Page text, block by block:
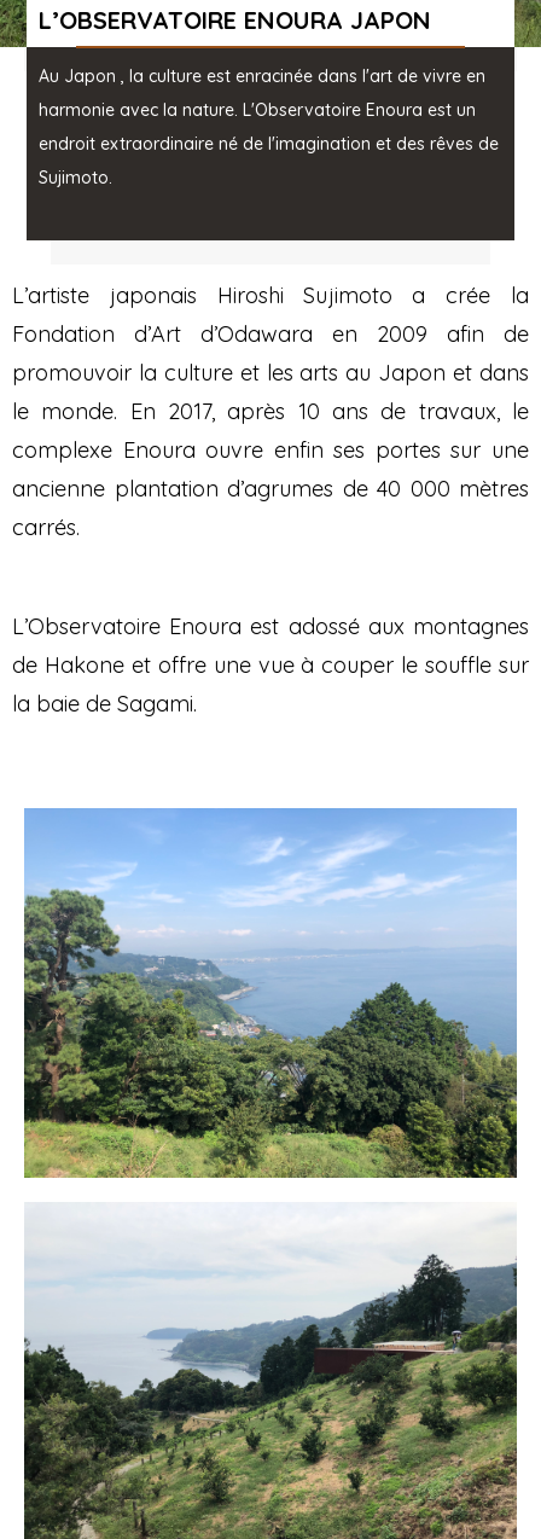
L’OBSERVATOIRE ENOURA JAPON
Au Japon , la culture est enracinée dans l'art de vivre en
harmonie avec la nature. L'Observatoire Enoura est un
endroit extraordinaire né de l'imagination et des rêves de
Sujimoto.
L’artiste japonais Hiroshi Sujimoto a crée la
Fondation d’Art d’Odawara en 2009 afin de
promouvoir la culture et les arts au Japon et dans
le monde. En 2017, après 10 ans de travaux, le
complexe Enoura ouvre enfin ses portes sur une
ancienne plantation d’agrumes de 40 000 mètres
carrés.
L’Observatoire Enoura est adossé aux montagnes
de Hakone et offre une vue à couper le souffle sur
la baie de Sagami.